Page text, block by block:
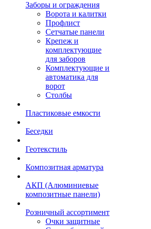
Заборы и ограждения
Ворота и калитки
Профлист
Сетчатые панели
Крепеж и
комплектующие
для заборов
Комплектующие и
автоматика для
ворот
Столбы
Пластиковые емкости
Беседки
Геотекстиль
Композитная арматура
АКП (Алюминиевые
композитные панели)
Розничный ассортимент
Очки защитные